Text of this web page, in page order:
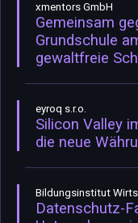
xmentors GmbH
Gemeinsam
Grundschule
gewaltfreie
eyroq s.r.o.
Silicon Valley
die neue
Bildungsinstitut
Datenschutz-